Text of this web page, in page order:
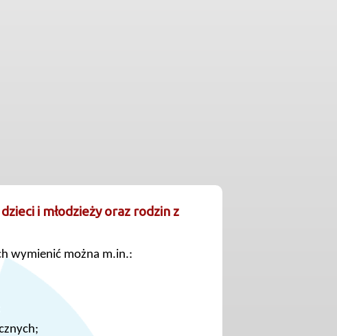
i młodzieży oraz rodzin z
wymienić można m.in.: